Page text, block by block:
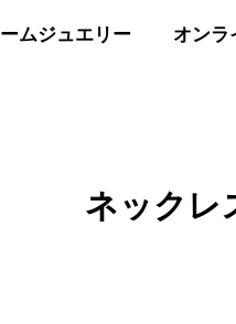
ムジュエリー オンラ
ネックレ